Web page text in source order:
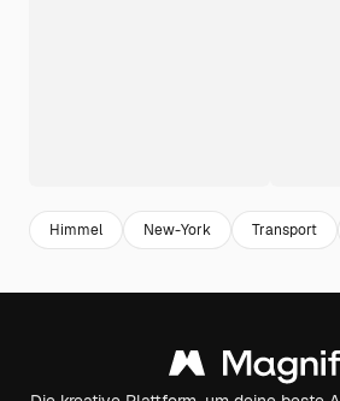
Himmel New-York Transport